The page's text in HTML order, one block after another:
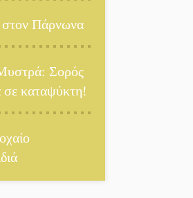
του οδικού
της
τα ρέματα
στον Πάρνωνα
Σορός
σε καταψύκτη!